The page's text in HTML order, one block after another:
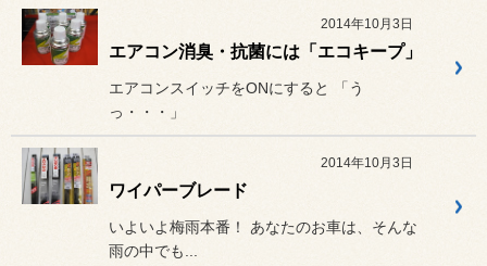
2014年10月3日
エアコン消臭・抗菌には「エコキープ」
エアコンスイッチをONにすると 「う
っ・・・」
2014年10月3日
ワイパーブレード
いよいよ梅雨本番！ あなたのお車は、そんな
雨の中でも...